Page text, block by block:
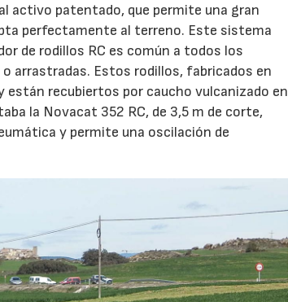
activo patentado, que permite una gran
perfectamente al terreno. Este sistema
de rodillos RC es común a todos los
arrastradas. Estos rodillos, fabricados en
recubiertos por caucho vulcanizado en
la Novacat 352 RC, de 3,5 m de corte,
y permite una oscilación de
2026 27/07/2026